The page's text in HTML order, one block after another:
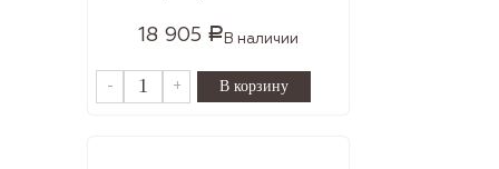
18 905 Р В наличии
- +